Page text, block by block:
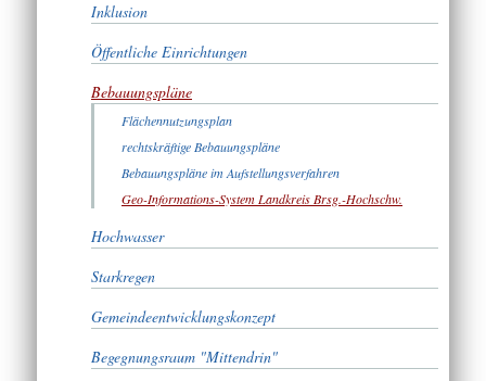
Inklusion
Öffentliche Einrichtungen
Bebauungspläne
Flächennutzungsplan
rechtskräftige Bebauungspläne
Bebauungspläne im Aufstellungsverfahren
Geo-Informations-System Landkreis Brsg.-Hochschw.
Hochwasser
Starkregen
Gemeindeentwicklungskonzept
Begegnungsraum "Mittendrin"